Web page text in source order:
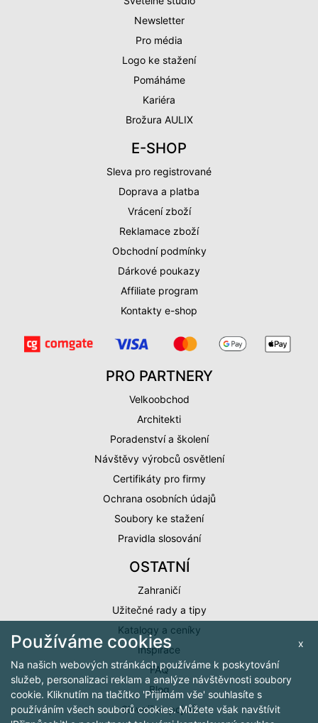
Newsletter
Pro média
Logo ke stažení
Pomáháme
Kariéra
Brožura AULIX
E-SHOP
Sleva pro registrované
Doprava a platba
Vrácení zboží
Reklamace zboží
Obchodní podmínky
Dárkové poukazy
Affiliate program
Kontakty e-shop
PRO PARTNERY
Velkoobchod
Architekti
Poradenství a školení
Návštěvy výrobců osvětlení
Certifikáty pro firmy
Ochrana osobních údajů
Soubory ke stažení
Pravidla slosování
OSTATNÍ
Zahraničí
Užitečné rady a tipy
Katalogy a ceníky
Inspirace
FAQ
Blog
Slovníček pojmů
x
Používáme cookies
Na našich webových stránkách používáme k poskytování
služeb, personalizaci reklam a analýze návštěvnosti soubory
cookie. Kliknutím na tlačítko 'Přijímám vše' souhlasíte s
používáním všech souborů cookies. Můžete však navštívit